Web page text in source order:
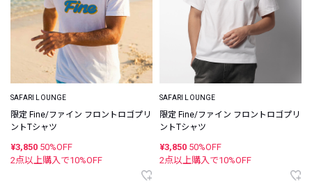
SAFARI LOUNGE
限定 Fine/ファイン フロントロゴプリ
ントTシャツ
¥3,850 50%OFF
2点以上購入で10%OFF
SAFARI LOUNGE
限定 Fine/ファイン フロントロゴプリ
ントTシャツ
¥3,850 50%OFF
2点以上購入で10%OFF